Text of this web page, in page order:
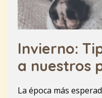
Invierno:
a nuestros
La época más